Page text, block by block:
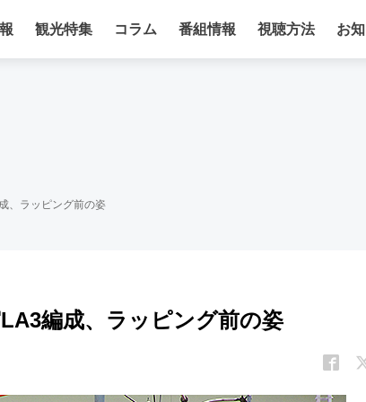
観光特集 コラム 番組情報 視聴方法 お
、ラッピング前の姿
編成、ラッピング前の姿